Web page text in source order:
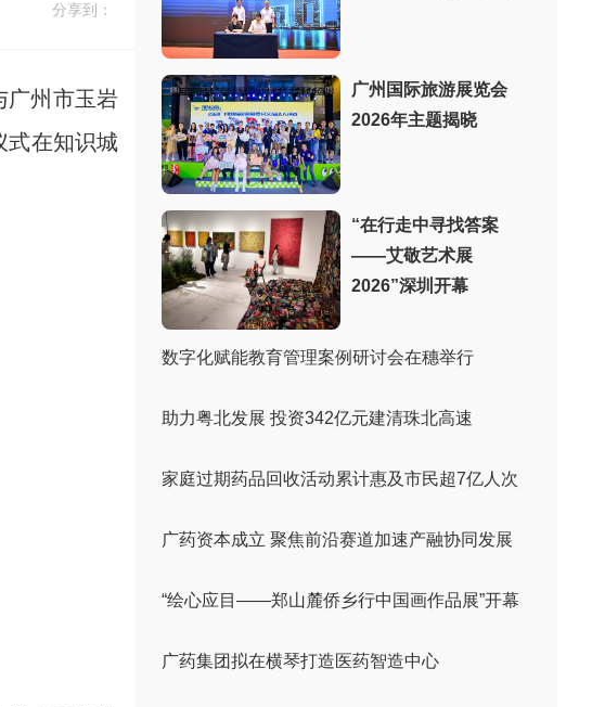
分享到：
州市玉岩
式在知识城
广州国际旅游展览会
2026年主题揭晓
“在行走中寻找答案
——艾敬艺术展
2026”深圳开幕
数字化赋能教育管理案例研讨会在穗举行
助力粤北发展 投资342亿元建清珠北高速
家庭过期药品回收活动累计惠及市民超7亿人次
广药资本成立 聚焦前沿赛道加速产融协同发展
“绘心应目——郑山麓侨乡行中国画作品展”开幕
广药集团拟在横琴打造医药智造中心